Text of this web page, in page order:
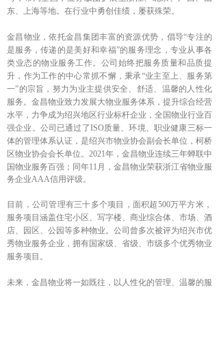
东、上海等地。在行业中勇创佳绩，屡获殊荣。
金昌物业，依托金昌集团丰富的资源优势，倡导“专注的
是服务，传递的是美好和幸福”的服务理念，专业从事各
类业态的物业服务工作。公司始终把服务质量和品质提
升，作为工作的中心常抓不懈，秉承“业主至上、服务第
一”的宗旨，努力为业主提供安全、舒适、温馨的人性化
服务。金昌物业致力发展大物业服务体系，提升综合经营
水平，力争成为绍兴地区行业标杆企业，全国物业行业百
强企业。公司已通过了ISO质量、环境、职业健康三标一
体的管理体系认证，是绍兴市物业协会副会长单位，柯桥
区物业协会会长单位。 2021年，金昌物业连续三年蝉联中
国物业服务百强；同年11月，金昌物业荣获浙江省物业服
务企业AAA信用评级。
目前，公司管理有三十多个项目，面积超500万平方米，
服务项目涵盖住宅小区、写字楼、商业综合体、市场、酒
店、园区、公园等多种物业。公司曾多次被评为绍兴市优
秀物业服务企业，拥有国家级、省级、市级多个优秀物业
服务项目。
未来，金昌物业将一如既往，以人性化的管理、温馨的服